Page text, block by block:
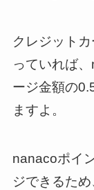
クレジット
っていれば
ージ金額の
ますよ。
nanacoポイ
ジできるた